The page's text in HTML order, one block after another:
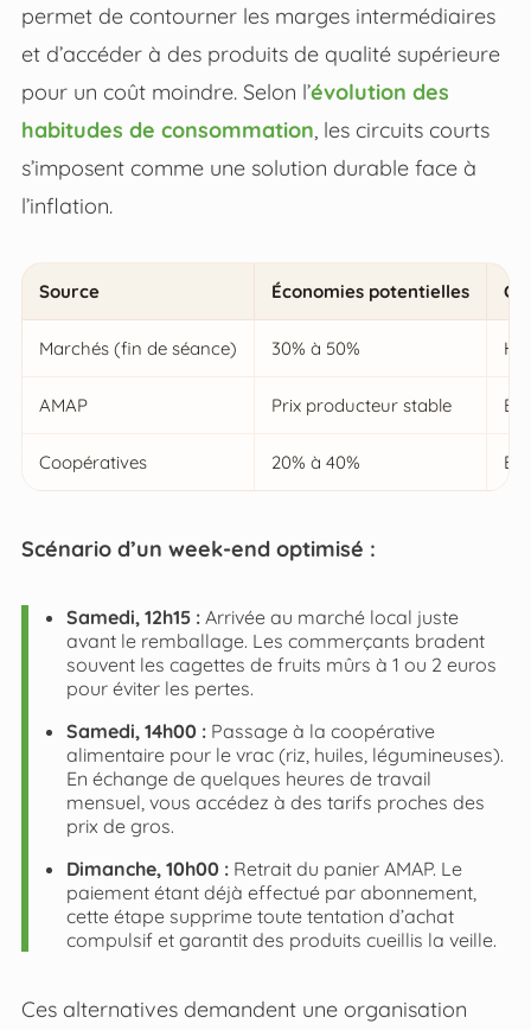
permet de contourner les marges intermédiaires
et d’accéder à des produits de qualité supérieure
pour un coût moindre. Selon l’évolution des
habitudes de consommation , les circuits courts
s’imposent comme une solution durable face à
l’inflation.
Source Économies potentielles
Marchés (fin de séance) 30% à 50%
AMAP Prix producteur stable
Coopératives 20% à 40%
Scénario d’un week-end optimisé :
Samedi, 12h15 :Arrivée au marché local juste
avant le remballage. Les commerçants bradent
souvent les cagettes de fruits mûrs à 1 ou 2 euros
pour éviter les pertes.
Samedi, 14h00 :Passage à la coopérative
alimentaire pour le vrac (riz, huiles, légumineuses).
En échange de quelques heures de travail
mensuel, vous accédez à des tarifs proches des
prix de gros.
Dimanche, 10h00 :Retrait du panier AMAP. Le
paiement étant déjà effectué par abonnement,
cette étape supprime toute tentation d’achat
compulsif et garantit des produits cueillis la veille.
Ces alternatives demandent une organisation